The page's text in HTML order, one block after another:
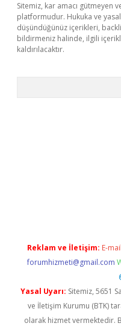
Sitemiz, kar amacı gütmeyen
platformudur. Hukuka ve
düşündüğünüz içerikleri,
bildirmeniz halinde, ilgili
kaldırılacaktır.
Reklam ve İletişim: E-
forumhizmeti@gmail.com
Yasal Uyarı: Sitemiz, 5651
ve İletişim Kurumu (BTK)
olarak hizmet vermektedir.